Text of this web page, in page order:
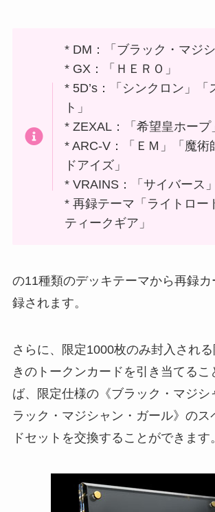
* DM：「ブラック・マジシ
* GX：「ＨＥＲＯ」
* 5D’s：「シンクロン」「
ト」
* ZEXAL：「希望皇ホープ
* ARC-V：「ＥＭ」「魔術
ドアイズ」
* VRAINS：「サイバース」
* 再録テーマ「ライトロー
ティークギア」
の11種類のデッキテーマから再録カ
録されます。
さらに、限定1000枚のみ封入され
きのトークンカードを引き当てるこ
ば、限定仕様の《ブラック・マジシ
ラック・マジシャン・ガール》のス
ドセットを交換することができます。